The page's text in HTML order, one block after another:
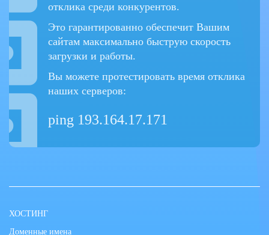
отклика среди конкурентов.
Это гарантированно обеспечит Вашим
сайтам максимально быструю скорость
загрузки и работы.
Вы можете протестировать время отклика
наших серверов:
ping 193.164.17.171
ХОСТИНГ
Доменные имена